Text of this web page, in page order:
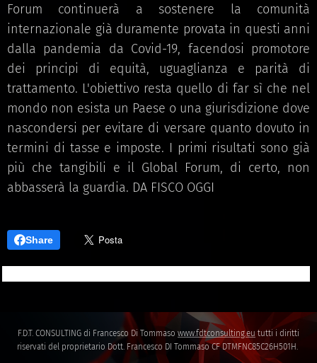
Forum continuerà a sostenere la comunità
internazionale già duramente provata in questi anni
dalla pandemia da Covid-19, facendosi promotore
dei principi di equità, uguaglianza e parità di
trattamento. L'obiettivo resta quello di far sì che nel
mondo non esista un Paese o una giurisdizione dove
nascondersi per evitare di versare quanto dovuto in
termini di tasse e imposte. I primi risultati sono già
più che tangibili e il Global Forum, di certo, non
abbasserà la guardia. DA FISCO OGGI
Share
F.D.T. CONSULTING di Francesco Di Tommaso www.fdtconsulting.eu tutti i diritti
riservati del proprietario Dott. Francesco DI Tommaso CF DTMFNC85C26H501H.